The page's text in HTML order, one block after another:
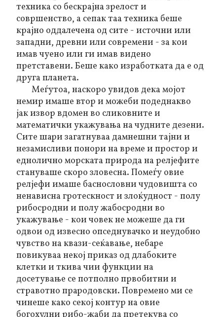
техника со бескрајна зрелост и
совршенство, а сепак таа техника беше
крајно оддалечена од сите - источни или
западни, древни или современи - за кои
имав чуено или ги имав видено
претставени. Беше како изработката да е од
друга планета.
Меѓутоа, наскоро увидов дека мојот
немир имаше втор и можеби подеднакво
јак извор вдомен во сликовните и
математички укажувања на чудните дезени.
Сите шари загатнуваа дамнешни тајни и
незамисливи понори на време и простор и
еднолично морската природа на релјефите
стануваше скоро зловесна. Помеѓу овие
релјефи имаше баснословни чудовишта со
ненависна гротескност и злоќудност - полу
рибосродни и полу жабосродни во
укажување - кои човек не можеше да ги
одвои од извесно опседнувачко и неудобно
чувство на квази-сеќавање, небаре
повикуваа некој приказ од длабоките
клетки и ткива чии функции на
досетување се потполно првобитни и
стравотно прародовски. Повремено ми се
чинеше како секој контур на овие